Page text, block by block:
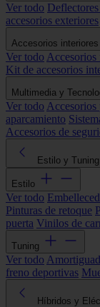
Ver todo
accesorios exteriores
Accesorios interiores
Ver todo Accesorios
Kit de accesorios
Multimedia y
Ver todo
aparcamiento
Accesorios de
Estilo y Tuning
Estilo
Ver todo
Pinturas de retoque
puerta Vinilos de
Tuning
Ver todo
freno deportivas
Híbridos y